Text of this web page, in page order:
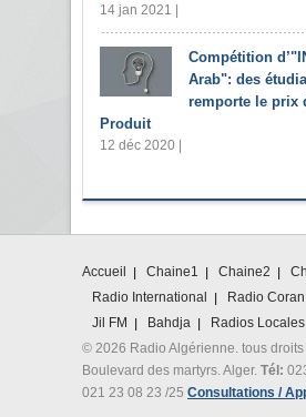
14 jan 2021 |
Compétition
Arab": des
remporte le prix
Produit
12 déc 2020 |
Accueil Chaine1 Chaine2
Radio International
Radio Coran
Jil FM
Bahdja
Radios Locales
© 2026 Radio Algérienne. tous droits
Boulevard des martyrs. Alger. Tél:
021 23 08 23 /25 Consultations /